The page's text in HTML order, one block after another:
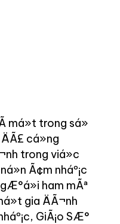
má»t trong sá»
cá»ng
trong viá»c
Ã¢m nháº¡c
ham mÃª
gia ÄÃ¬nh
GiÃ¡o SÆ°